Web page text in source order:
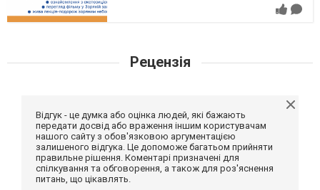
Рецензія
Відгук - це думка або оцінка людей, які бажають
передати досвід або враження іншим користувачам
нашого сайту з обов'язковою аргументацією
залишеного відгука. Це допоможе багатьом прийняти
правильне рішення. Коментарі призначені для
спілкування та обговорення, а також для роз'яснення
питань, що цікавлять.